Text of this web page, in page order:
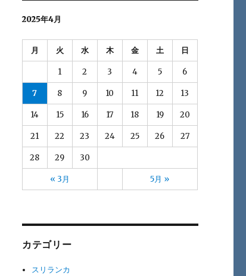
2025年4月
月 火 水 木 金 土 日
« 3月 5月 »
1 2 3 4 5 6
7 8 9 10 11 12 13
14 15 16 17 18 19 20
21 22 23 24 25 26 27
28 29 30
カテゴリー
スリランカ